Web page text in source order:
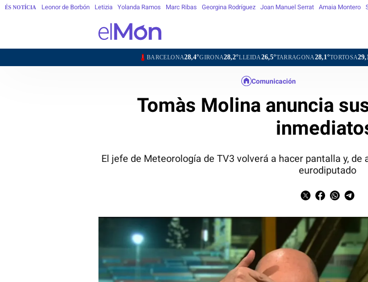
ÉS NOTÍCIA Leonor de Borbón Letizia Yolanda Ramos Marc Ribas Georgina Rodríguez Joan Manuel Serrat Amaia Montero
28,4°GIRONA28,2°LLEIDA26,5°TARRAGONA28,1°TORTOSA29,1°MATARÓ
Comunicación
Tomàs Molina anuncia
El jefe de Meteorología de TV3 volverá a hacer pantalla y,
eurodiputado